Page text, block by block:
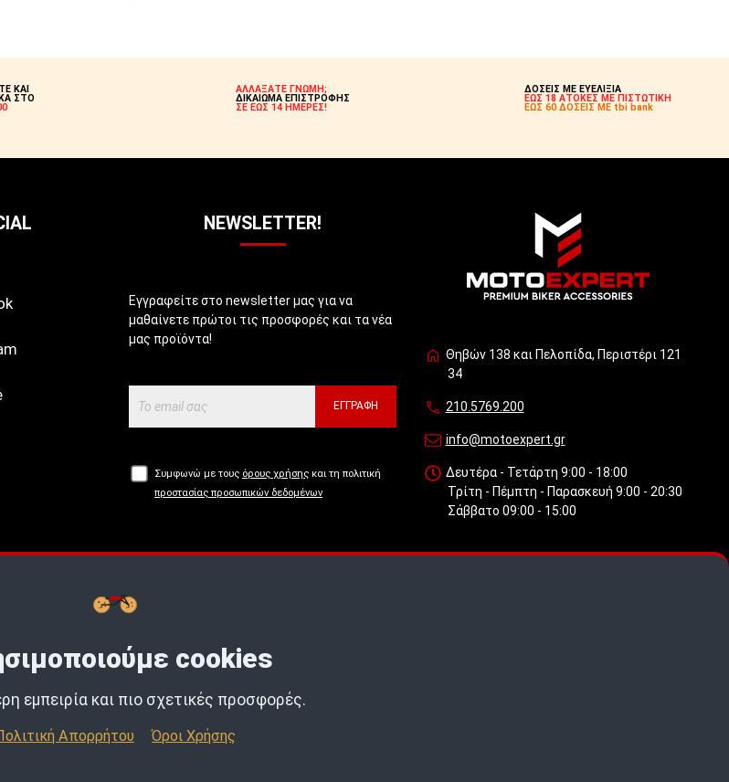
ΚΑΙ
ΣΤΟ
ΑΛΛΑΞΑΤΕ ΓΝΩΜΗ;
ΔΙΚΑΙΩΜΑ ΕΠΙΣΤΡΟΦΗΣ
ΣΕ ΕΩΣ 14 ΗΜΕΡΕΣ!
ΔΟΣΕΙΣ ΜΕ ΕΥΕΛΙΞΙΑ
ΕΩΣ 18 ΑΤΟΚΕΣ ΜΕ ΠΙΣΤΩΤΙΚΗ
ΕΩΣ 60 ΔΟΣΕΙΣ ΜΕ tbi bank
NEWSLETTER!
Εγγραφείτε στο newsletter μας για να
μαθαίνετε πρώτοι τις προσφορές και τα νέα
μας προϊόντα!
ΕΓΓΡΑΦΉ
Συμφωνώ με τους όρους χρήσης και τη πολιτική
προστασίας προσωπικών δεδομένων
Θηβών 138 και Πελοπίδα, Περιστέρι 121
34
210.5769.200
info@motoexpert.gr
Δευτέρα - Τετάρτη 9:00 - 18:00
Τρίτη - Πέμπτη - Παρασκευή 9:00 - 20:30
Σάββατο 09:00 - 15:00
now, Pay later με
cookies
εμπειρία και πιο σχετικές προσφορές.
Απορρήτου Όροι Χρήσης